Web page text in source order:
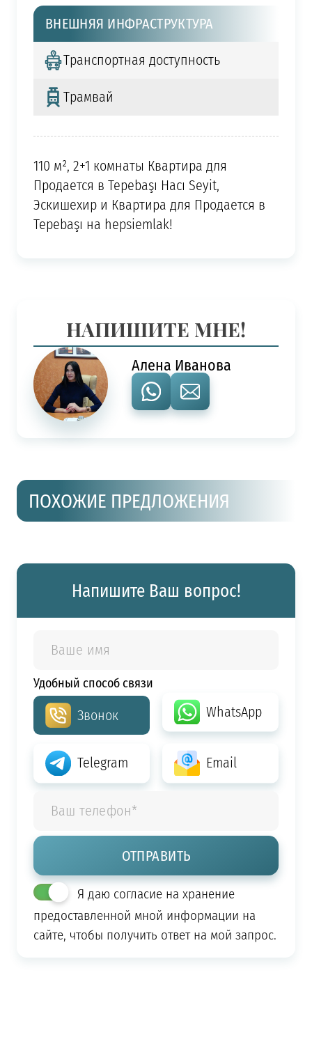
ВНЕШНЯЯ ИНФРАСТРУКТУРА
Транспортная доступность
Трамвай
110 м², 2+1 комнаты Квартира для
Продается в Tepebaşı Hacı Seyit,
Эскишехир и Квартира для Продается в
Tepebaşı на hepsiemlak!
НАПИШИТЕ МНЕ!
Алена Иванова
ПОХОЖИЕ ПРЕДЛОЖЕНИЯ
Напишите Ваш вопрос!
Удобный способ связи
Звонок WhatsApp
Telegram Email
Я даю согласие на хранение
предоставленной мной информации на
сайте, чтобы получить ответ на мой запрос.